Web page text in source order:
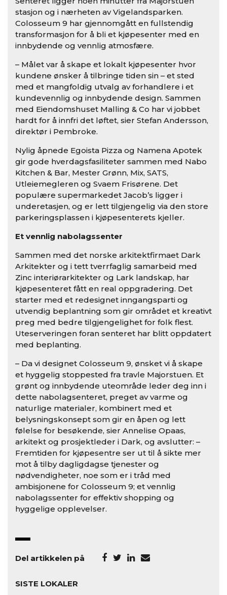
stasjon og i nærheten av Vigelandsparken.
Colosseum 9 har gjennomgått en fullstendig
transformasjon for å bli et kjøpesenter med en
innbydende og vennlig atmosfære.
– Målet var å skape et lokalt kjøpesenter hvor
kundene ønsker å tilbringe tiden sin – et sted
med et mangfoldig utvalg av forhandlere i et
kundevennlig og innbydende design. Sammen
med Eiendomshuset Malling & Co har vi jobbet
hardt for å innfri det løftet, sier Stefan Andersson,
direktør i Pembroke.
Nylig åpnede Egoista Pizza og Namena Apotek
gir gode hverdagsfasiliteter sammen med Nabo
Kitchen & Bar, Mester Grønn, Mix, SATS,
Utleiemegleren og Svaem Frisørene. Det
populære supermarkedet Jacob’s ligger i
underetasjen, og er lett tilgjengelig via den store
parkeringsplassen i kjøpesenterets kjeller.
Et vennlig nabolagssenter
Sammen med det norske arkitektfirmaet Dark
Arkitekter og i tett tverrfaglig samarbeid med
Zinc interiørarkitekter og Lark landskap, har
kjøpesenteret fått en real oppgradering. Det
starter med et redesignet inngangsparti og
utvendig beplantning som gir området et kreativt
preg med bedre tilgjengelighet for folk flest.
Uteserveringen foran senteret har blitt oppdatert
med beplanting.
– Da vi designet Colosseum 9, ønsket vi å skape
et hyggelig stoppested fra travle Majorstuen. Et
grønt og innbydende uteområde leder deg inn i
dette nabolagsenteret, preget av varme og
naturlige materialer, kombinert med et
belysningskonsept som gir en åpen og lett
følelse for besøkende, sier Annelise Opaas,
arkitekt og prosjektleder i Dark, og avslutter: –
Fremtiden for kjøpesentre ser ut til å sikte mer
mot å tilby dagligdagse tjenester og
nødvendigheter, noe som er i tråd med
ambisjonene for Colosseum 9; et vennlig
nabolagssenter for effektiv shopping og
hyggelige opplevelser.
Del artikkelen på
SISTE LOKALER